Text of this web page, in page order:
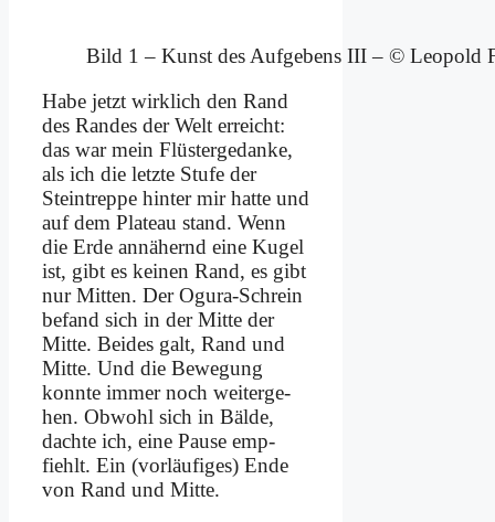
Bild 1 – Kunst des Auf­ge­bens III – © Leo­pold
Ha­be jetzt wirk­lich den Rand
des Ran­des der Welt er­reicht:
das war mein Flü­ster­ge­dan­ke,
als ich die letz­te Stu­fe der
Stein­trep­pe hin­ter mir hat­te und
auf dem Pla­teau stand. Wenn
die Er­de an­nä­hernd ei­ne Ku­gel
ist, gibt es kei­nen Rand, es gibt
nur Mit­ten. Der Ogu­ra-Schrein
be­fand sich in der Mit­te der
Mit­te. Bei­des galt, Rand und
Mit­te. Und die Be­we­gung
konn­te im­mer noch wei­ter­ge­
hen. Ob­wohl sich in Bäl­de,
dach­te ich, ei­ne Pau­se emp­
fiehlt. Ein (vor­läu­fi­ges) En­de
von Rand und Mit­te.